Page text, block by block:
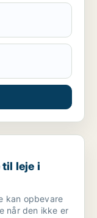
til leje i
kan opbevare
når den ikke er